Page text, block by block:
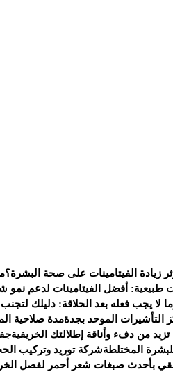
زيادة الفيتامينات على صحة البشرة؟
طبيعية: أفضل الفيتامينات لدعم نمو
لا يجب فعله بعد الحلاقة: دليلك لتجنب
التأشيرات الموحد بجدةمدة صلاحية
من دفء وأناقة إطلالتك الخريفية
المختلطةشركة توريد وتركيب
بأحدث صبغات شعر أحمر لفصل